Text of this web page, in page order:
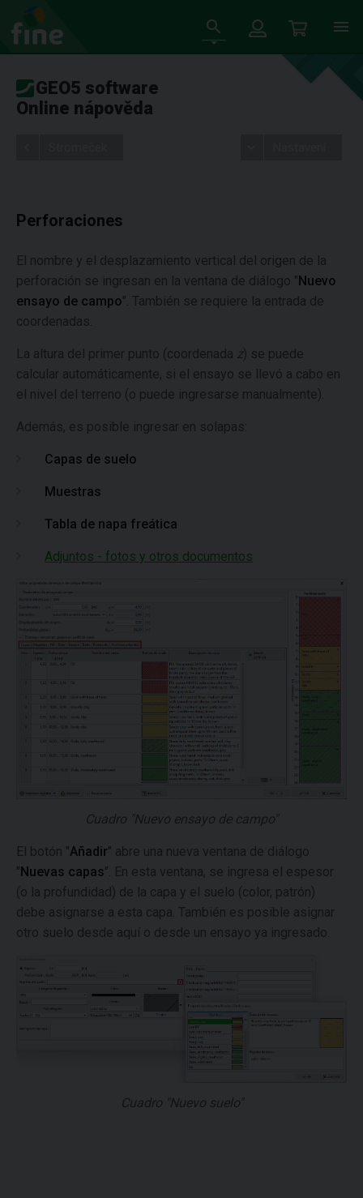
GEO5 software
Online nápověda
Perforaciones
El nombre y el desplazamiento vertical del origen de la
perforación se ingresan en la ventana de diálogo "Nuevo
ensayo de campo". También se requiere la entrada de
coordenadas.
La altura del primer punto (coordenada z) se puede
calcular automáticamente, si el ensayo se llevó a cabo en
el nivel del terreno (o puede ingresarse manualmente).
Además, es posible ingresar en solapas:
Capas de suelo
Muestras
Tabla de napa freática
Adjuntos - fotos y otros documentos
Cuadro "Nuevo ensayo de campo"
El botón "Añadir" abre una nueva ventana de diálogo
"Nuevas capas". En esta ventana, se ingresa el espesor
(o la profundidad) de la capa y el suelo (color, patrón)
debe asignarse a esta capa. También es posible asignar
otro suelo desde aquí o desde un ensayo ya ingresado.
Cuadro "Nuevo suelo"